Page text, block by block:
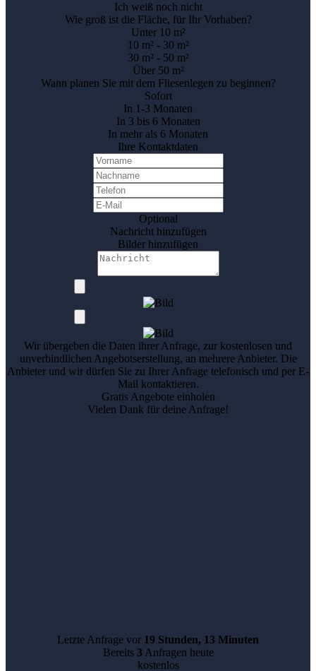
Ich weiß noch nicht
Wie groß ist die Fläche, für Ihr Vorhaben?
Unter 10 m²
10 m² - 30 m²
30 m² - 50 m²
Über 50 m²
Wann planen Sie mit dem Fliesenlegen zu beginnen?
Sofort
In 1-3 Monaten
In 3 bis 6 Monaten
In mehr als 6 Monaten
Ihre Kontaktdaten
Optional
Nachricht hinzufügen
Bilder hinzufügen
Wir übergeben die Daten ihrer Anfrage, zur kostenlosen und
unverbindlichen Angebotserstellung, an mehrere Anbieter. Die
Anbieter und wir dürfen Sie zu Ihrer Anfrage telefonisch und per E-
Mail kontaktieren.
Gratis Angebote einholen
Vielen Dank für deine Anfrage!
Letzte Anfrage vor 19 Stunden, 13 Minuten
Bereits 3Anfragen heute
kostenlos